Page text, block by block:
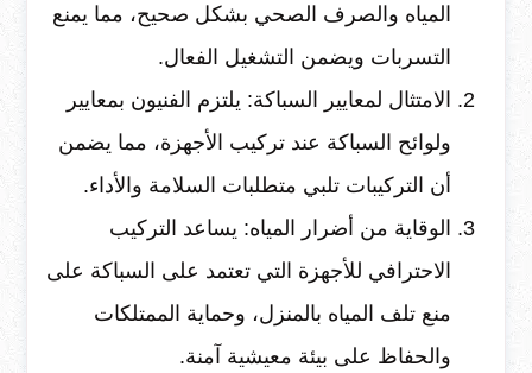
المياه والصرف الصحي بشكل صحيح، مما يمنع
التسربات ويضمن التشغيل الفعال.
الامتثال لمعايير السباكة: يلتزم الفنيون بمعايير
ولوائح السباكة عند تركيب الأجهزة، مما يضمن
أن التركيبات تلبي متطلبات السلامة والأداء.
الوقاية من أضرار المياه: يساعد التركيب
الاحترافي للأجهزة التي تعتمد على السباكة على
منع تلف المياه بالمنزل، وحماية الممتلكات
والحفاظ على بيئة معيشية آمنة.